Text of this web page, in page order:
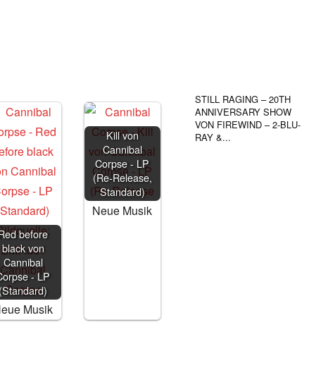
before
black von
Cannibal
- LP
(Standard)
Musik
Kill von
Cannibal
Corpse - LP
(Re-Release,
Standard)
Neue Musik
STILL RAGING – 20TH
ANNIVERSARY SHOW
VON FIREWIND – 2-BLU-
RAY &...